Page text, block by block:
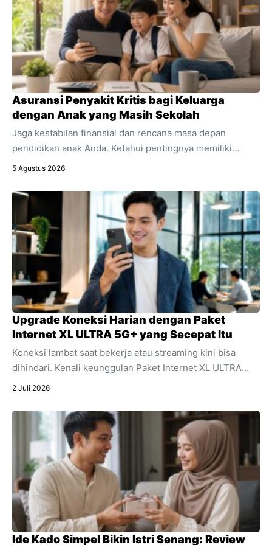
Asuransi Penyakit Kritis bagi Keluarga
dengan Anak yang Masih Sekolah
Jaga kestabilan finansial dan rencana masa depan
pendidikan anak Anda. Ketahui pentingnya memiliki
asuransi penyakit kritis sebagai bagian integral dari
5 Agustus 2026
Upgrade Koneksi Harian dengan Paket
Internet XL ULTRA 5G+ yang Secepat Itu
Koneksi lambat saat bekerja atau streaming kini bisa
dihindari. Kenali keunggulan Paket Internet XL ULTRA
5G+ yang menawarkan kecepatan ultra dan stabilitas
2 Juli 2026
Ide Kado Simpel Bikin Istri Senang: Review